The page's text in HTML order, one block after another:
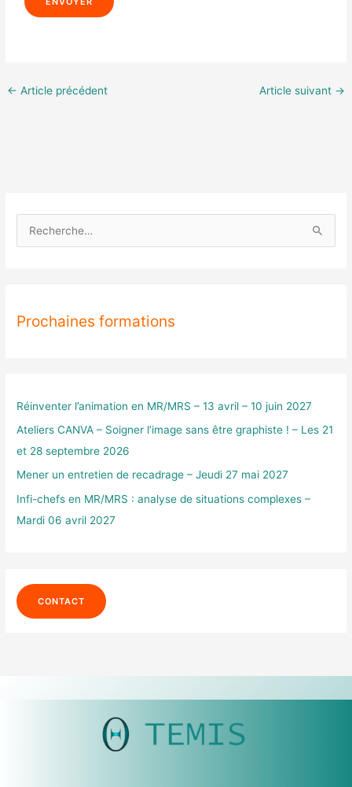
← Article précédent Article suivant →
e
e
r
Prochaines formations
Réinventer l’animation en MR/MRS – 13 avril – 10 juin 2027
Ateliers CANVA – Soigner l’image sans être graphiste ! – Les 21
et 28 septembre 2026
Mener un entretien de recadrage – Jeudi 27 mai 2027
Infi-chefs en MR/MRS : analyse de situations complexes –
Mardi 06 avril 2027
CONTACT